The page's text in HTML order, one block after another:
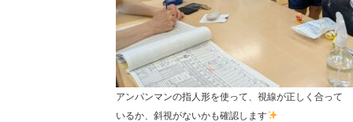
アンパンマンの指人形を使って、視線が正しく合って
いるか、斜視がないかも確認します